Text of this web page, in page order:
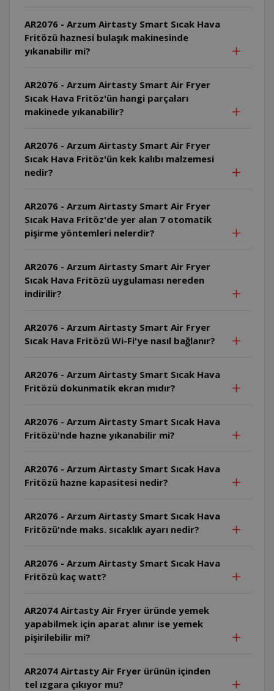
AR2076 - Arzum Airtasty Smart Sıcak Hava
Fritözü haznesi bulaşık makinesinde
yıkanabilir mi?
AR2076 - Arzum Airtasty Smart Air Fryer
Sıcak Hava Fritöz'ün hangi parçaları
makinede yıkanabilir?
AR2076 - Arzum Airtasty Smart Air Fryer
Sıcak Hava Fritöz'ün kek kalıbı malzemesi
nedir?
AR2076 - Arzum Airtasty Smart Air Fryer
Sıcak Hava Fritöz'de yer alan 7 otomatik
pişirme yöntemleri nelerdir?
AR2076 - Arzum Airtasty Smart Air Fryer
Sıcak Hava Fritözü uygulaması nereden
indirilir?
AR2076 - Arzum Airtasty Smart Air Fryer
Sıcak Hava Fritözü Wi-Fi'ye nasıl bağlanır?
AR2076 - Arzum Airtasty Smart Sıcak Hava
Fritözü dokunmatik ekran mıdır?
AR2076 - Arzum Airtasty Smart Sıcak Hava
Fritözü'nde hazne yıkanabilir mi?
AR2076 - Arzum Airtasty Smart Sıcak Hava
Fritözü hazne kapasitesi nedir?
AR2076 - Arzum Airtasty Smart Sıcak Hava
Fritözü'nde maks. sıcaklık ayarı nedir?
AR2076 - Arzum Airtasty Smart Sıcak Hava
Fritözü kaç watt?
AR2074 Airtasty Air Fryer üründe yemek
yapabilmek için aparat alınır ise yemek
pişirilebilir mi?
AR2074 Airtasty Air Fryer ürünün içinden
tel ızgara çıkıyor mu?